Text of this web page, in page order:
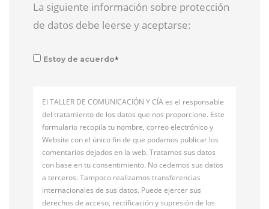
La siguiente información sobre protección
de datos debe leerse y aceptarse:
Estoy de acuerdo*
El TALLER DE COMUNICACIÓN Y CÍA es el responsable
del tratamiento de los datos que nos proporcione. Este
formulario recopila tu nombre, correo electrónico y
Website con el único fin de que podamos publicar los
comentarios dejados en la web. Tratamos sus datos
con base en tu consentimiento. No cedemos sus datos
a terceros. Tampoco realizamos transferencias
internacionales de sus datos. Puede ejercer sus
derechos de acceso, rectificación y supresión de los